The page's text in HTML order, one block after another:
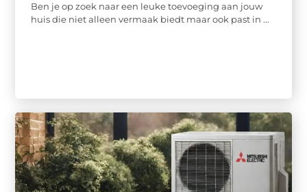
Ben je op zoek naar een leuke toevoeging aan jouw
huis die niet alleen vermaak biedt maar ook past in ...